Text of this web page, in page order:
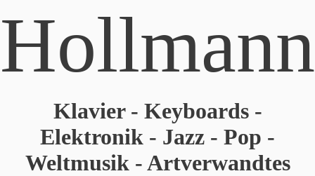
Hollmann
Klavier - Keyboards -
Elektronik - Jazz - Pop -
Weltmusik - Artverwandtes